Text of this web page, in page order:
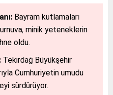
Bayram kutlamaları
minik yeteneklerin
oldu.
Tekirdağ Büyükşehir
Cumhuriyetin umudu
sürdürüyor.